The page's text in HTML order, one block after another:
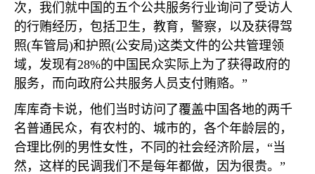
次，我们就中国的五个公共服务行业询问了受访人
的行贿经历，包括卫生，教育，警察，以及获得驾
照(车管局)和护照(公安局)这类文件的公共管理领
域，发现有28%的中国民众实际上为了获得政府的
服务，而向政府公共服务人员支付贿赂。”
库库奇卡说，他们当时访问了覆盖中国各地的两千
名普通民众，有农村的、城市的，各个年龄层的，
合理比例的男性女性，不同的社会经济阶层，“当
然，这样的民调我们不是每年都做，因为很贵。”